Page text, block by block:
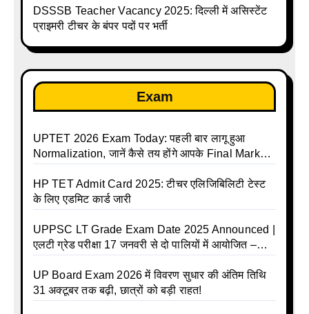
DSSSB Teacher Vacancy 2025: दिल्ली में असिस्टेंट
प्राइमरी टीचर के बंपर पदों पर भर्ती
Exam
UPTET 2026 Exam Today: पहली बार लागू हुआ
Normalization, जानें कैसे तय होंगे आपके Final Marks
HP TET Admit Card 2025: टीचर एलिजिबिलिटी टेस्ट
के लिए एडमिट कार्ड जारी
UPPSC LT Grade Exam Date 2025 Announced |
एलटी ग्रेड परीक्षा 17 जनवरी से दो पालियों में आयोजित –
UP Board Exam 2026 में विवरण सुधार की अंतिम तिथि
31 अक्टूबर तक बढ़ी, छात्रों को बड़ी राहत!